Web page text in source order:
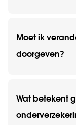
Moet ik
doorgeven?
Wat betekent